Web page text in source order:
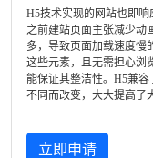
H5技术实现的网站也即响
之前建站页面主张减少动
多，导致页面加载速度慢
这些元素，且无需担心浏
能保证其整洁性。H5兼
不同而改变，大大提高了
立即申请